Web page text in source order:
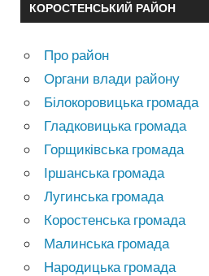
КОРОСТЕНСЬКИЙ РАЙОН
Про район
Органи влади району
Білокоровицька громада
Гладковицька громада
Горщиківська громада
Іршанська громада
Лугинська громада
Коростенська громада
Малинська громада
Народицька громада